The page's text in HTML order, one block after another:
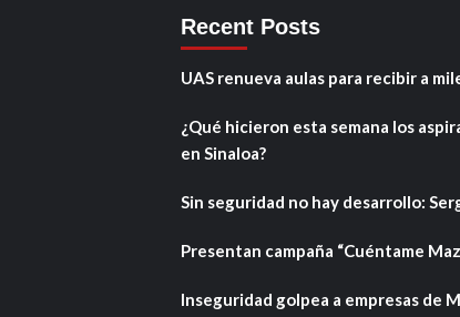
Recent Posts
UAS renueva aulas para recibir a
¿Qué hicieron esta semana los
en Sinaloa?
Sin seguridad no hay desarrollo:
Presentan campaña “Cuéntame
Inseguridad golpea a empresas de